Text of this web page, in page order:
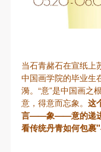
当石青赭石在宣纸上
中国画学院的毕业生
漪。“意”是中国画之
意，得意而忘象。 这
言——象——意的递进
看传统丹青如何包裹
第四条
参加活动者在此次
故，活动中任何非
事故的任何责任，
成员应当积极主动
身不承担任何法律
的人身安全不负有
第四条
参加活动者在此次
故，活动中任何非
事故的任何责任，
成员应当积极主动
身不承担任何法律
的人身安全不负有
第四条
参加活动者在此次
故，活动中任何非
事故的任何责任，
成员应当积极主动
身不承担任何法律
的人身安全不负有